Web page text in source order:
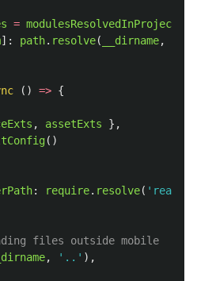
= modulesResolvedInProject
]: path. resolve( __dirname,
() => {
, assetExts
},
()
: require. resolve( ' react-
files outside mobile
, ' .. ' ),